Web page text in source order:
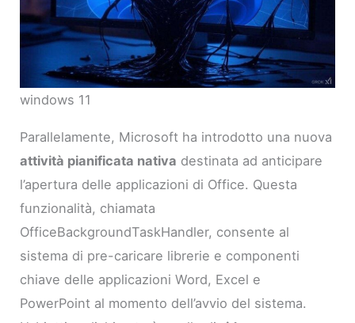
windows 11
Parallelamente, Microsoft ha introdotto una nuova
attività pianificata nativa destinata ad anticipare
l’apertura delle applicazioni di Office. Questa
funzionalità, chiamata
OfficeBackgroundTaskHandler, consente al
sistema di pre-caricare librerie e componenti
chiave delle applicazioni Word, Excel e
PowerPoint al momento dell’avvio del sistema.